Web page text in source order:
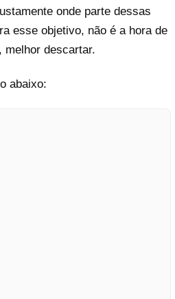
onde parte dessas
esse objetivo, não é a hora de
melhor descartar.
abaixo: